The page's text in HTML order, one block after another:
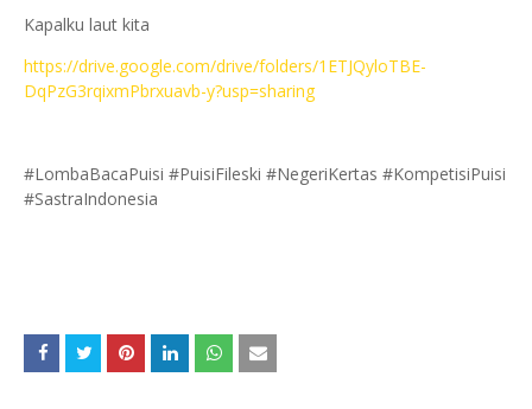
Kapalku laut kita
https://drive.google.com/drive/folders/1ETJQyloTBE-
DqPzG3rqixmPbrxuavb-y?usp=sharing
#LombaBacaPuisi #PuisiFileski #NegeriKertas #KompetisiPuisi
#SastraIndonesia